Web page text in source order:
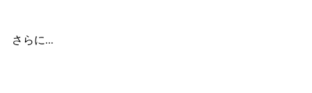
さらに…